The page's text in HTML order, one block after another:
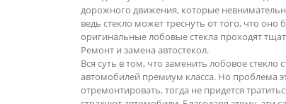
дорожного движения, которые
ведь стекло может треснуть от того, что
оригинальные лобовые стекла проходят
Ремонт и замена автостекoл.
Вся суть в том, что заменить лобовое
автомобилей премиум класса. Но проблема
отремонтировать, тогда не придется